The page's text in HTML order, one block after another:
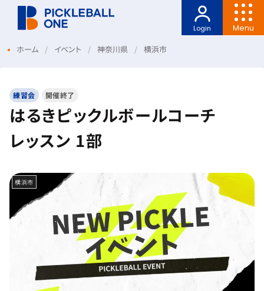
Menu
Login
ホーム イベント 神奈川県 横浜市
練習会 開催終了
はるきピックルボールコーチ
レッスン 1部
横浜市